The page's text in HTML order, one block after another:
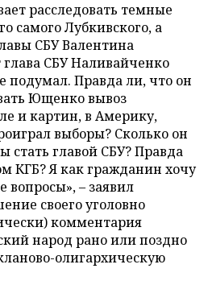
расследовать темные
самого Лубкивского, а
СБУ Валентина
СБУ Наливайченко
подумал. Правда ли, что он
Ющенко вывоз
и картин, в Америку,
выборы? Сколько он
стать главой СБУ? Правда
КГБ? Я как гражданин хочу
вопросы», – заявил
своего уголовно
комментария
народ рано или поздно
олигархическую